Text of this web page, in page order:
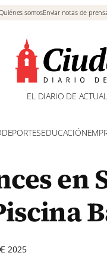
somosEnviar notas de
EL DIARIO DE
DEPORTESEDUCACIÓN
en
2025